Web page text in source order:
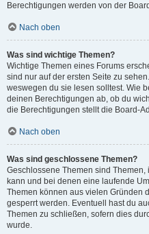
Berechtigungen werden von der
Nach oben
Was sind wichtige Themen?
Wichtige Themen eines Forums
sind nur auf der ersten Seite zu
weswegen du sie lesen solltest. Wie
deinen Berechtigungen ab, ob du
die Berechtigungen stellt die Board-
Nach oben
Was sind geschlossene Themen?
Geschlossene Themen sind
kann und bei denen eine laufende
Themen können aus vielen Gründen
gesperrt werden. Eventuell hast du
Themen zu schließen, sofern dies
wurde.